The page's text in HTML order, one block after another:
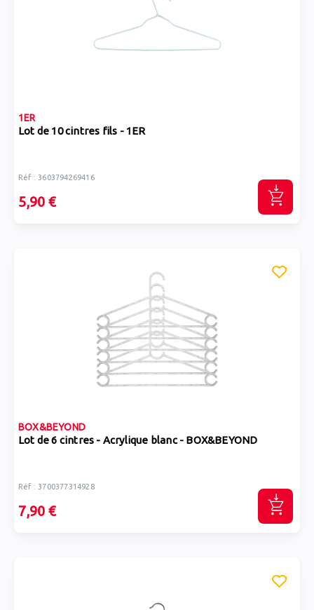
1ER
Lot de 10 cintres fils - 1ER
Réf : 3603794269416
5,90 €
BOX&BEYOND
Lot de 6 cintres - Acrylique blanc - BOX&BEYOND
Réf : 3700377314928
7,90 €